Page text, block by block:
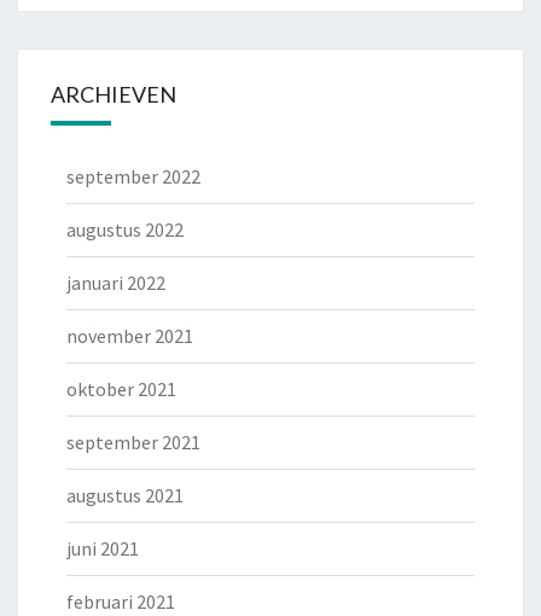
ARCHIEVEN
september 2022
augustus 2022
januari 2022
november 2021
oktober 2021
september 2021
augustus 2021
juni 2021
februari 2021